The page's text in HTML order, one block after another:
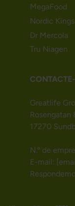
MegaFood
Nordic Kings
Dr Mercola
Tru Niagen
Greatlife
Rosengatan
17270
N.º de
E-mail: